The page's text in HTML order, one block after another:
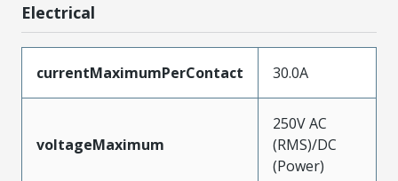
Electrical
currentMaximumPerContact 30.0A
voltageMaximum
250V AC
(RMS)/DC
(Power)